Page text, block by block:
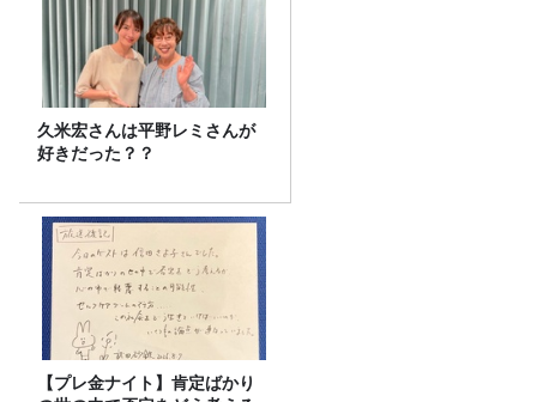
久米宏さんは平野レミさんが
好きだった？？
【プレ金ナイト】肯定ばかり